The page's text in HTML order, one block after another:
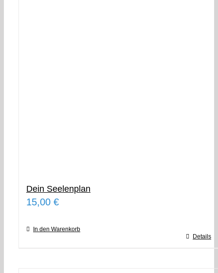
Dein Seelenplan
15,00 €
In den Warenkorb
Details